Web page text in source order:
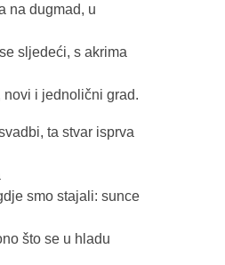
na dugmad, u
sljedeći, s akrima
novi i jednolični grad.
ta stvar isprva
smo stajali: sunce
što se u hladu